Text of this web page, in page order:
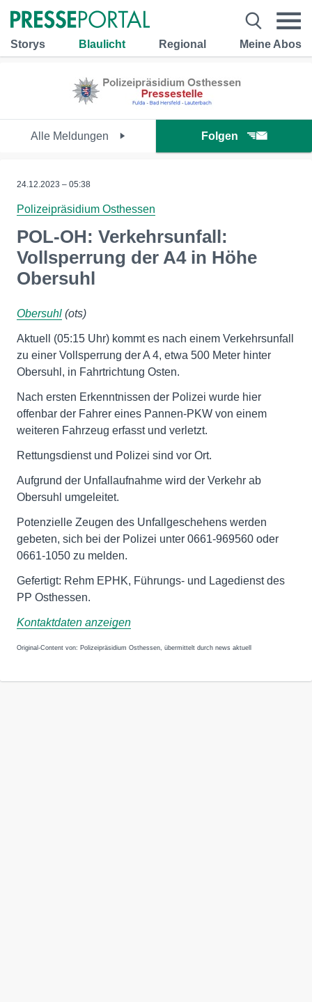
Storys Blaulicht Regional Meine Abos
Alle Meldungen Folgen
24.12.2023 – 05:38
Polizeipräsidium Osthessen
POL-OH: Verkehrsunfall:
Vollsperrung der A4 in Höhe
Obersuhl
Obersuhl (ots)
Aktuell (05:15 Uhr) kommt es nach einem Verkehrsunfall
zu einer Vollsperrung der A 4, etwa 500 Meter hinter
Obersuhl, in Fahrtrichtung Osten.
Nach ersten Erkenntnissen der Polizei wurde hier
offenbar der Fahrer eines Pannen-PKW von einem
weiteren Fahrzeug erfasst und verletzt.
Rettungsdienst und Polizei sind vor Ort.
Aufgrund der Unfallaufnahme wird der Verkehr ab
Obersuhl umgeleitet.
Potenzielle Zeugen des Unfallgeschehens werden
gebeten, sich bei der Polizei unter 0661-969560 oder
0661-1050 zu melden.
Gefertigt: Rehm EPHK, Führungs- und Lagedienst des
PP Osthessen.
Kontaktdaten anzeigen
Original-Content von: Polizeipräsidium Osthessen, übermittelt durch news aktuell